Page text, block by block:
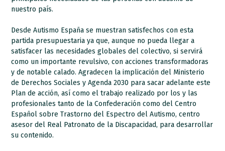
nuestro país.
Desde Autismo España se muestran satisfechos con esta
partida presupuestaria ya que, aunque no pueda llegar a
satisfacer las necesidades globales del colectivo, si servirá
como un importante revulsivo, con acciones transformadoras
y de notable calado. Agradecen la implicación del Ministerio
de Derechos Sociales y Agenda 2030 para sacar adelante este
Plan de acción, así como el trabajo realizado por los y las
profesionales tanto de la Confederación como del Centro
Español sobre Trastorno del Espectro del Autismo, centro
asesor del Real Patronato de la Discapacidad, para desarrollar
su contenido.